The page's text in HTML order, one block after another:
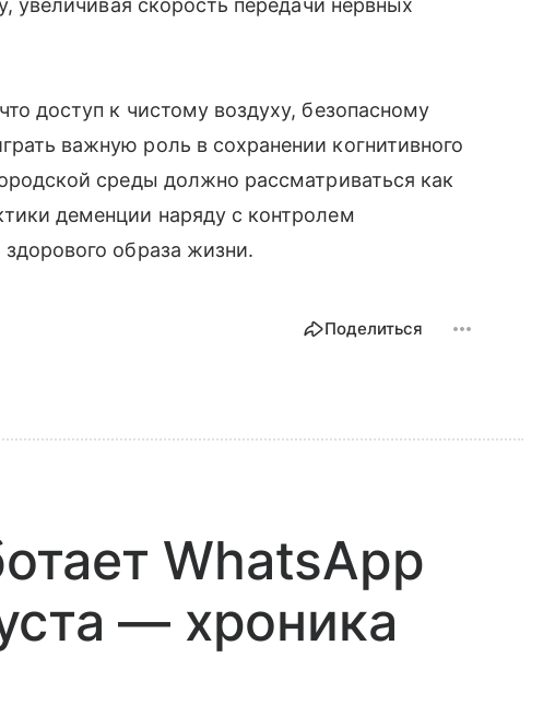
увеличивая скорость передачи нервных
доступ к чистому воздуху, безопасному
важную роль в сохранении когнитивного
среды должно рассматриваться как
деменции наряду с контролем
образа жизни.
Поделиться
WhatsApp
— хроника